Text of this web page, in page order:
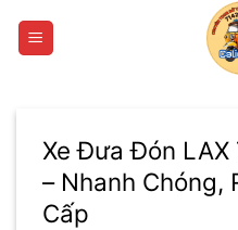
qua
Xe Đưa Đón LAX
– Nhanh Chóng,
Cấp